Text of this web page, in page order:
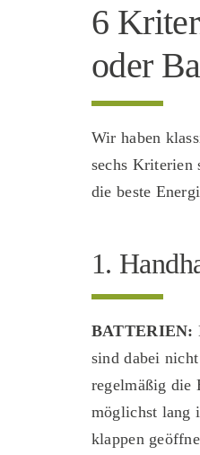
6
oder
Wir haben
sechs Kriterien
die beste
1.
BATTERIEN:
sind dabei
regelmäßig die
möglichst lang
klappen